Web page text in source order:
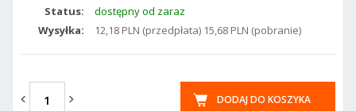
Status:
dostępny od zaraz
Wysyłka:
12,18 PLN (przedpłata) 15,68 PLN (pobranie)
DODAJ DO KOSZYKA